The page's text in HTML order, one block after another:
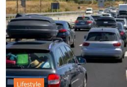
Lifestyle